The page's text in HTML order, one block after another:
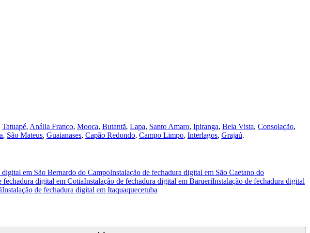
Tatuapé, Anália Franco, Mooca, Butantã, Lapa, Santo Amaro, Ipiranga, Bela Vista, Consolação,
, São Mateus, Guaianases, Capão Redondo, Campo Limpo, Interlagos, Grajaú.
digital em São Bernardo do CampoInstalação de fechadura digital em São Caetano do
fechadura digital em CotiaInstalação de fechadura digital em BarueriInstalação de fechadura digital
Instalação de fechadura digital em Itaquaquecetuba